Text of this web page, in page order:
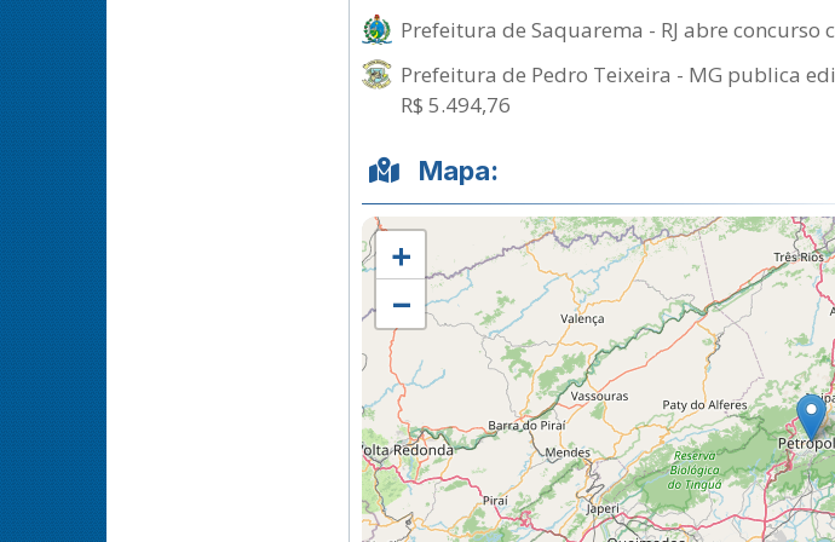
Prefeitura de Saquarema - RJ abre
Prefeitura de Pedro Teixeira - MG publica
R$ 5.494,76
Mapa:
+
−